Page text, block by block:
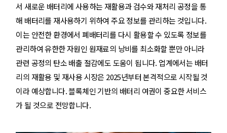
서 새로운 배터리에 사용하는 재활용과 검수와 재처리 공정을 통
해 배터리를 재사용하기 위하여 주요 정보를 관리하는 것입니다.
이는 안전한 환경에서 폐배터리를 다시 활용할 수 있도록 정보를
관리하여 유한한 자원인 원재료의 낭비를 최소화할 뿐만 아니라
관련 공정의 탄소 배출 절감에도 도움이 됩니다. 업계에서는 배터
리의 재활용 및 재사용 시장은 2025년부터 본격적으로 시작될 것
이라 예상합니다. 블록체인 기반의 배터리 여권이 중요한 서비스
가 될 것으로 전망합니다.